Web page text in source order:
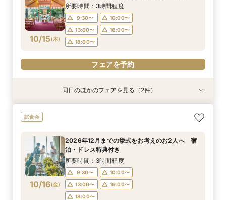
10/12(月)
16:00〜
18:00〜
フェアを予約
10/12(月)
13:00〜
16:00〜
18:00〜
フェアを予約
10/12(月)
13:00〜
16:00〜
18:00〜
フェアを予約
10/12(月)
16:00〜
18:00〜
フェアを予約
10/15(木)
所要時間：3時間程度
9:30〜
10:00〜
13:00〜
16:00〜
18:00〜
フェアを予約
10/15(木)
2026年12月までの挙式をお考えのお2人へ 宿
9:30〜
10:00〜
13:00〜
16:00〜
18:00〜
フェアを予約
10/15(木)
【少人数結婚式】貸切り可能なホテルウエディン
10:00〜
13:00〜
16:00〜
18:00〜
フェアを予約
同日のほかのフェアを見る（2件）
試食会
10/16(金)
2026年12月までの挙式をお考えのお2人へ 宿
泊・ドレス特典付き
所要時間：3時間程度
9:30〜
10:00〜
13:00〜
16:00〜
18:00〜